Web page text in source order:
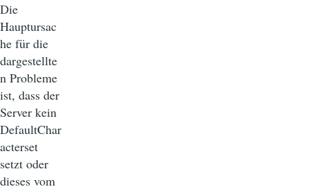
Die
Hauptursac
he für die
dargestellte
n Probleme
ist, dass der
Server kein
DefaultChar
acterset
setzt oder
dieses vom